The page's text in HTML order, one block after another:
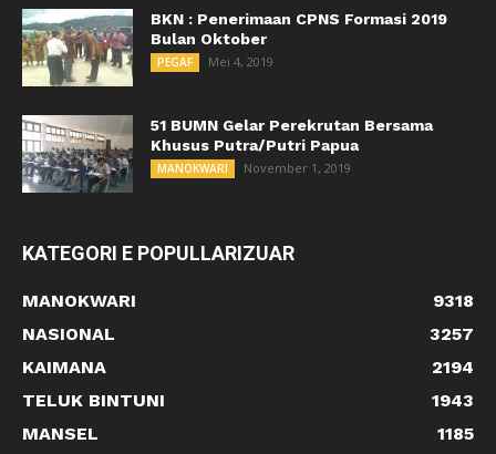
BKN : Penerimaan CPNS Formasi 2019
Bulan Oktober
PEGAF Mei 4, 2019
51 BUMN Gelar Perekrutan Bersama
Khusus Putra/Putri Papua
MANOKWARI November 1, 2019
KATEGORI E POPULLARIZUAR
MANOKWARI
9318
NASIONAL
3257
KAIMANA
2194
TELUK BINTUNI
1943
MANSEL
1185